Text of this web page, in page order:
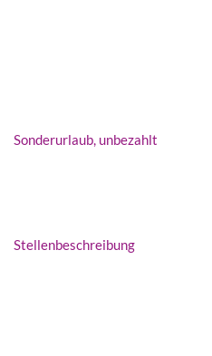
Sonderurlaub, unbezahlt
Stellenbeschreibung